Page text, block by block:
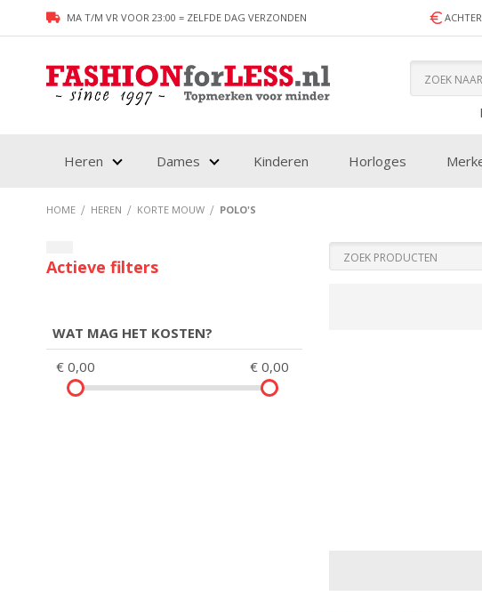
MA T/M VR VOOR 23:00 = ZELFDE DAG VERZONDEN
Heren Dames Kinderen Horloges
HOME HEREN KORTE MOUW POLO'S
WAT MAG HET KOSTEN?
€ 0,00
€ 0,00